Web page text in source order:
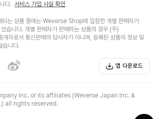
다. 서비스 가입 사실 확인
는 상품 중에는 Weverse Shop에 입점한 개별 판매자가
습니다. 개별 판매자가 판매하는 상품의 경우 (주)
개자로서 통신판매의 당사자가 아니며, 등록된 상품의 정보 및
습니다.
앱 다운로드
Inc. or its affiliates (Weverse Japan Inc. &
all rights reserved.